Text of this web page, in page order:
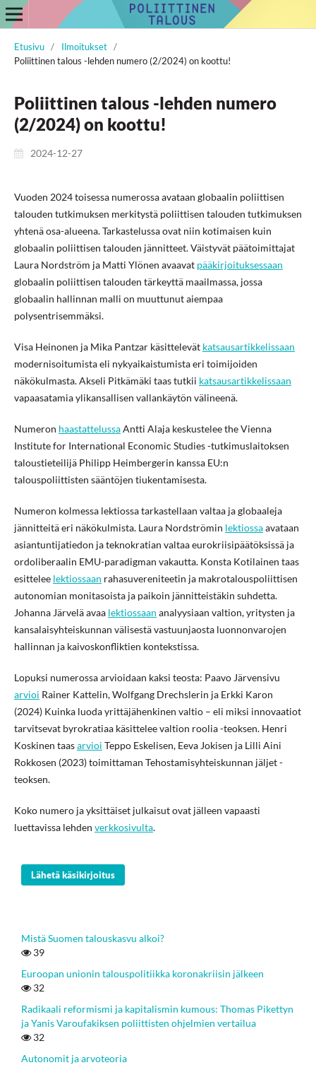
Etusivu / Ilmoitukset /
Poliittinen talous -lehden numero (2/2024) on koottu!
Poliittinen talous -lehden numero
(2/2024) on koottu!
2024-12-27
Vuoden 2024 toisessa numerossa avataan globaalin poliittisen
talouden tutkimuksen merkitystä poliittisen talouden tutkimuksen
yhtenä osa-alueena. Tarkastelussa ovat niin kotimaisen kuin
globaalin poliittisen talouden jännitteet. Väistyvät päätoimittajat
Laura Nordström ja Matti Ylönen avaavat pääkirjoituksessaan
globaalin poliittisen talouden tärkeyttä maailmassa, jossa
globaalin hallinnan malli on muuttunut aiempaa
polysentrisemmäksi.
Visa Heinonen ja Mika Pantzar käsittelevät katsausartikkelissaan
modernisoitumista eli nykyaikaistumista eri toimijoiden
näkökulmasta. Akseli Pitkämäki taas tutkii katsausartikkelissaan
vapaasatamia ylikansallisen vallankäytön välineenä.
Numeron haastattelussaAntti Alaja keskustelee the Vienna
Institute for International Economic Studies -tutkimuslaitoksen
taloustieteilijä Philipp Heimbergerin kanssa EU:n
talouspoliittisten sääntöjen tiukentamisesta.
Numeron kolmessa lektiossa tarkastellaan valtaa ja globaaleja
jännitteitä eri näkökulmista. Laura Nordströmin lektiossaavataan
asiantuntijatiedon ja teknokratian valtaa eurokriisipäätöksissä ja
ordoliberaalin EMU-paradigman vakautta. Konsta Kotilainen taas
esittelee lektiossaan rahasuvereniteetin ja makrotalouspoliittisen
autonomian monitasoista ja paikoin jännitteistäkin suhdetta.
Johanna Järvelä avaa lektiossaan analyysiaan valtion, yritysten ja
kansalaisyhteiskunnan välisestä vastuunjaosta luonnonvarojen
hallinnan ja kaivoskonfliktien kontekstissa.
Lopuksi numerossa arvioidaan kaksi teosta: Paavo Järvensivu
arvioi Rainer Kattelin, Wolfgang Drechslerin ja Erkki Karon
(2024) Kuinka luoda yrittäjähenkinen valtio – eli miksi innovaatiot
tarvitsevat byrokratiaa käsittelee valtion roolia-teoksen. Henri
Koskinen taasarvioi Teppo Eskelisen, Eeva Jokisen ja Lilli Aini
Rokkosen (2023) toimittaman Tehostamisyhteiskunnan jäljet-
teoksen.
Koko numero ja yksittäiset julkaisut ovat jälleen vapaasti
luettavissa lehden verkkosivulta.
Lähetä käsikirjoitus
Mistä Suomen talouskasvu alkoi?
39
Euroopan unionin talouspolitiikka koronakriisin jälkeen
32
Radikaali reformismi ja kapitalismin kumous: Thomas Pikettyn
ja Yanis Varoufakiksen poliittisten ohjelmien vertailua
32
Autonomit ja arvoteoria